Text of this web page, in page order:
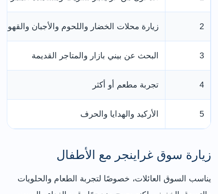
2 زيارة محلات الخضار واللحوم والأجبان والقهوة
3 البحث عن بيني بازار والمتاجر القديمة
4 تجربة مطعم أو أكثر
5 الأركيد والهدايا والحرف
زيارة سوق غراينجر مع الأطفال
يناسب السوق العائلات، خصوصًا لتجربة الطعام والحلويات